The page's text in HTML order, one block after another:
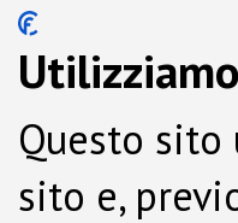
Questo
sito e,